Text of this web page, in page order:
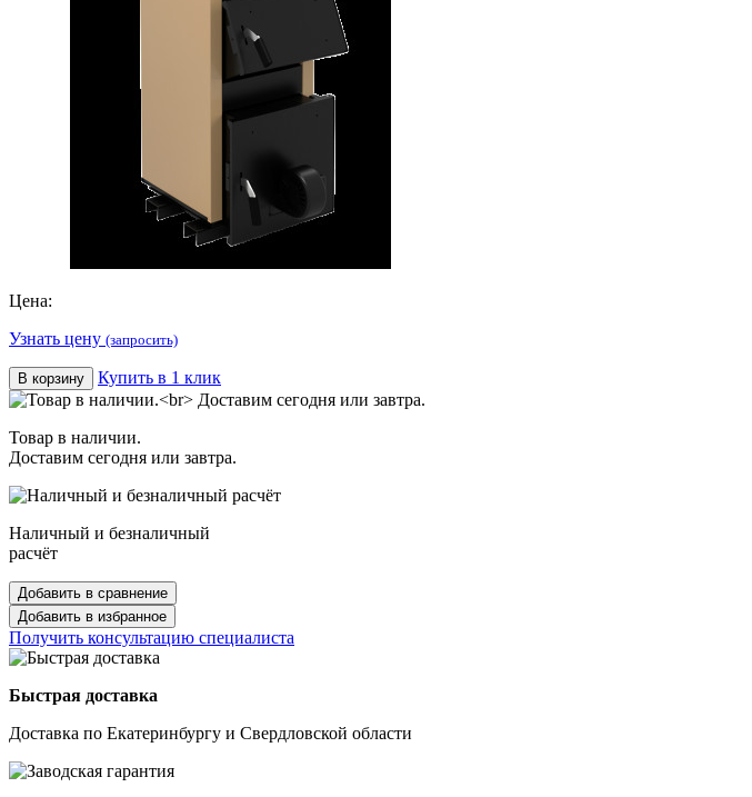
Цена:
Узнать цену (запросить)
В корзину Купить в 1 клик
Товар в наличии.
Доставим сегодня или завтра.
Наличный и безналичный
расчёт
Добавить в сравнение
Добавить в избранное
Получить консультацию специалиста
Быстрая доставка
Доставка по Екатеринбургу и Свердловской области